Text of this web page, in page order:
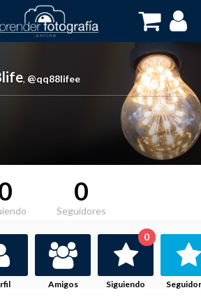
, @qq88lifee
0
Seguidores
Amigos Siguiendo
0